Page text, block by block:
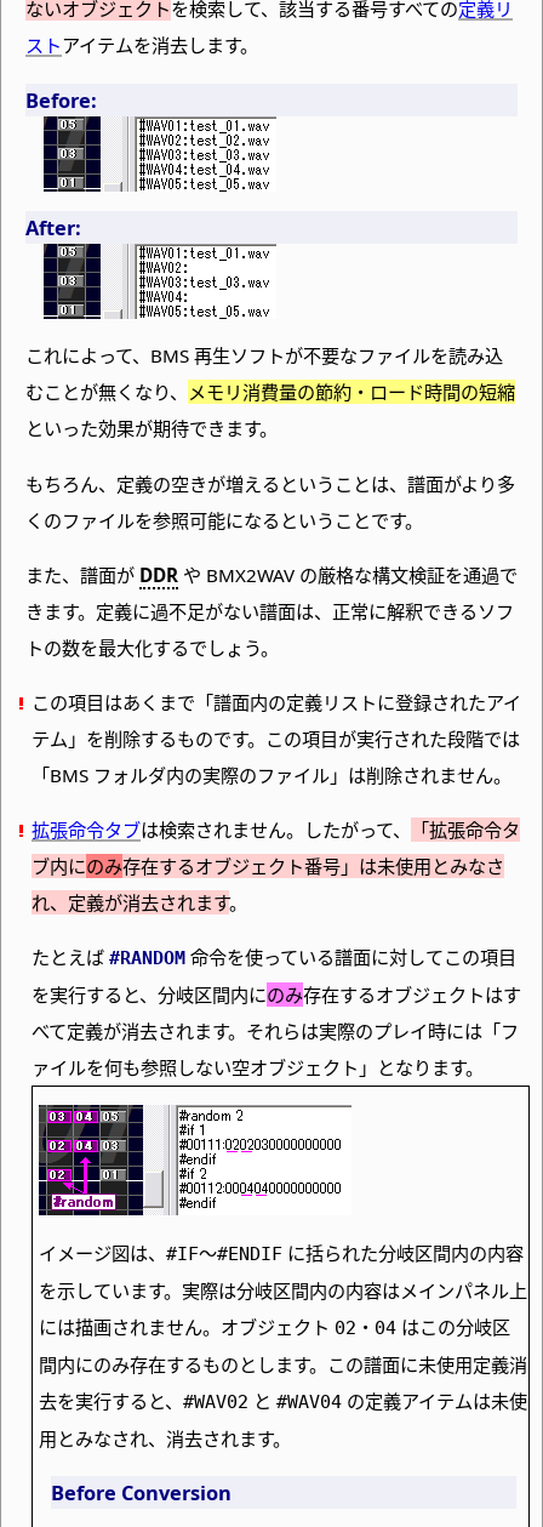
ないオブジェクトを検索して、該当する番号すべての定義リ
ストアイテムを消去します。
Before:
After:
これによって、 BMS 再生ソフトが不要なファイルを読み込
むことが無くなり、 メモリ消費量の節約・ロード時間の短縮
といった効果が期待できます。
もちろん、定義の空きが増えるということは、譜面がより多
くのファイルを参照可能になるということです。
また、譜面が DDR や BMX2WAV の厳格な構文検証を通過で
きます。定義に過不足がない譜面は、正常に解釈できるソフ
トの数を最大化するでしょう。
この項目はあくまで「譜面内の定義リストに登録されたアイ
テム」を削除するものです。この項目が実行された段階では
「BMS フォルダ内の実際のファイル」は削除されません。
拡張命令タブは検索されません。したがって、
「拡張命令タ
ブ内にのみ存在するオブジェクト番号」は未使用とみなさ
れ、定義が消去されます。
たとえば#RANDOM 命令を使っている譜面に対してこの項目
を実行すると、分岐区間内にのみ存在するオブジェクトはす
べて定義が消去されます。それらは実際のプレイ時には「フ
ァイルを何も参照しない空オブジェクト」となります。
イメージ図は、#IF～#ENDIF に括られた分岐区間内の内容
を示しています。実際は分岐区間内の内容はメインパネル上
には描画されません。オブジェクト 02 ・ 04 はこの分岐区
間内にのみ存在するものとします。この譜面に未使用定義消
去を実行すると、#WAV02 と#WAV04 の定義アイテムは未使
用とみなされ、消去されます。
Before Conversion